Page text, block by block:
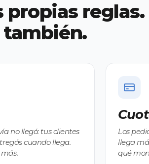
propias reglas.
no llegó: tus clientes
cuando llega.
Los
llega
qué